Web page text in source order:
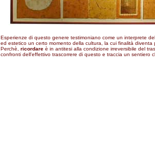
Esperienze di questo genere testimoniano come un interprete
ed estetico un certo momento della cultura, la cui finalità diventa
Perchè, ricordare è in antitesi alla condizione irreversibile del
confronti dell'effettivo trascorrere di questo e traccia un sentiero